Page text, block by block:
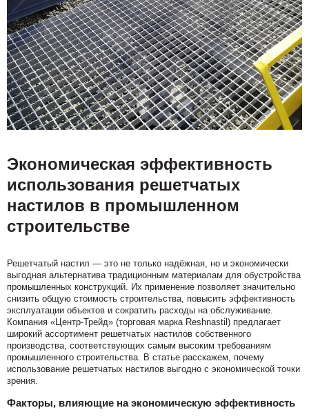
Экономическая эффективность
использования решетчатых
настилов в промышленном
строительстве
Решетчатый настил — это не только надёжная, но и экономически
выгодная альтернатива традиционным материалам для обустройства
промышленных конструкций. Их применение позволяет значительно
снизить общую стоимость строительства, повысить эффективность
эксплуатации объектов и сократить расходы на обслуживание.
Компания «Центр-Трейд» (торговая марка Reshnastil) предлагает
широкий ассортимент решетчатых настилов собственного
производства, соответствующих самым высоким требованиям
промышленного строительства. В статье расскажем, почему
использование решетчатых настилов выгодно с экономической точки
зрения.
Факторы, влияющие на экономическую эффективность